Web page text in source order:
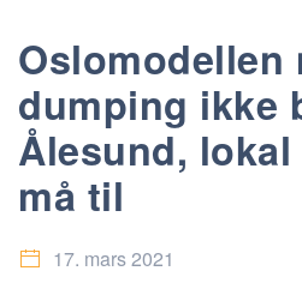
Oslomodellen
dumping ikke
Ålesund,
må til
17. mars 2021